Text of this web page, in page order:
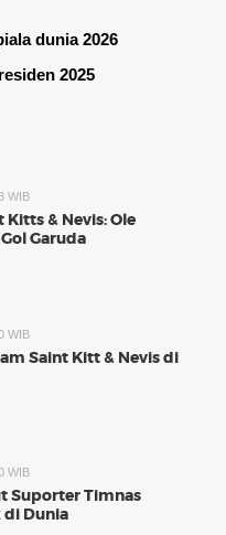
dunia 2026
2025
WIB
Kitts & Nevis: Ole
Garuda
WIB
Saint Kitt & Nevis di
WIB
Suporter Timnas
di Dunia